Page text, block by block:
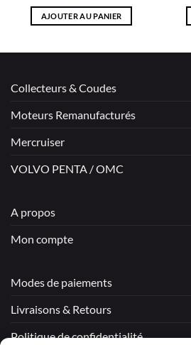
AJOUTER AU PANIER
Collecteurs & Coudes
Moteurs Remanufacturés
Mercruiser
VOLVO PENTA / OMC
A propos
Mon compte
Modes de paiements
Livraisons & Retours
Politique de confidentialité